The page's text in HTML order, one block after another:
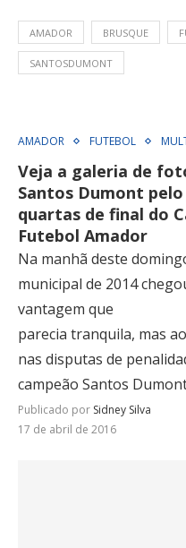
AMADOR BRUSQUE
SANTOSDUMONT
AMADOR FUTEBOL
Veja a galeria de
Santos Dumont
quartas de final do
Futebol Amador
Na manhã deste
municipal de 2014
vantagem que
parecia tranquila, mas
nas disputas de
campeão Santos
Publicado por Sidney Silva
17 de abril de 2016